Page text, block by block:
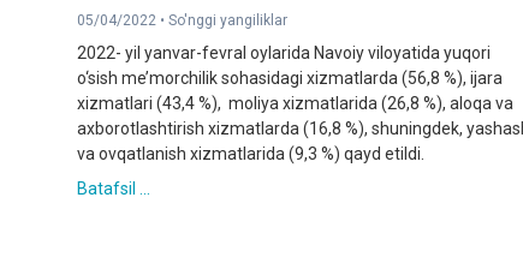
05/04/2022 • So'nggi yangiliklar
2022- yil yanvar-fevral oylarida Navoiy viloyatida yuqori
o‘sish me’morchilik sohasidagi xizmatlarda (56,8 %), ijara
xizmatlari (43,4 %), moliya xizmatlarida (26,8 %), aloqa va
axborotlashtirish xizmatlarda (16,8 %), shuningdek,
va ovqatlanish xizmatlarida (9,3 %) qayd etildi.
Batafsil ...